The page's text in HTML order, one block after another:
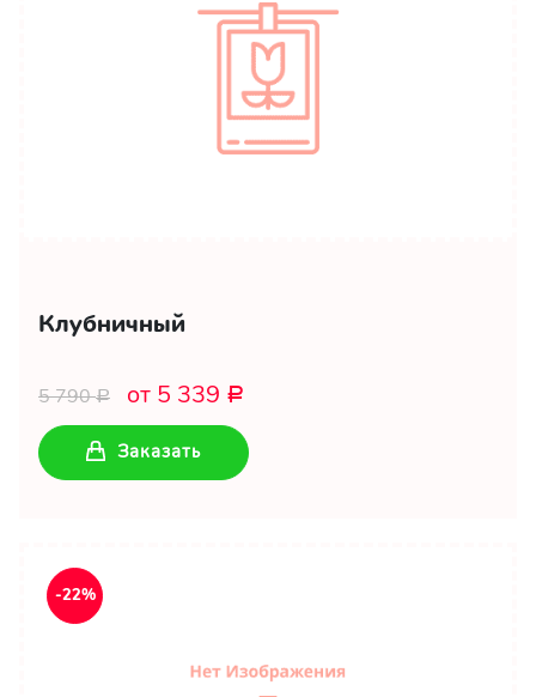
Клубничный
5 790Р от 5 339 Р
Заказать
-22%